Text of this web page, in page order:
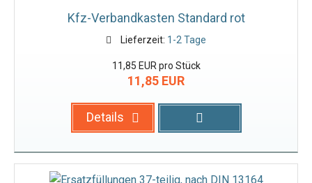
Kfz-Verbandkasten Standard rot
Lieferzeit: 1-2 Tage
11,85 EUR pro Stück
11,85 EUR
Details